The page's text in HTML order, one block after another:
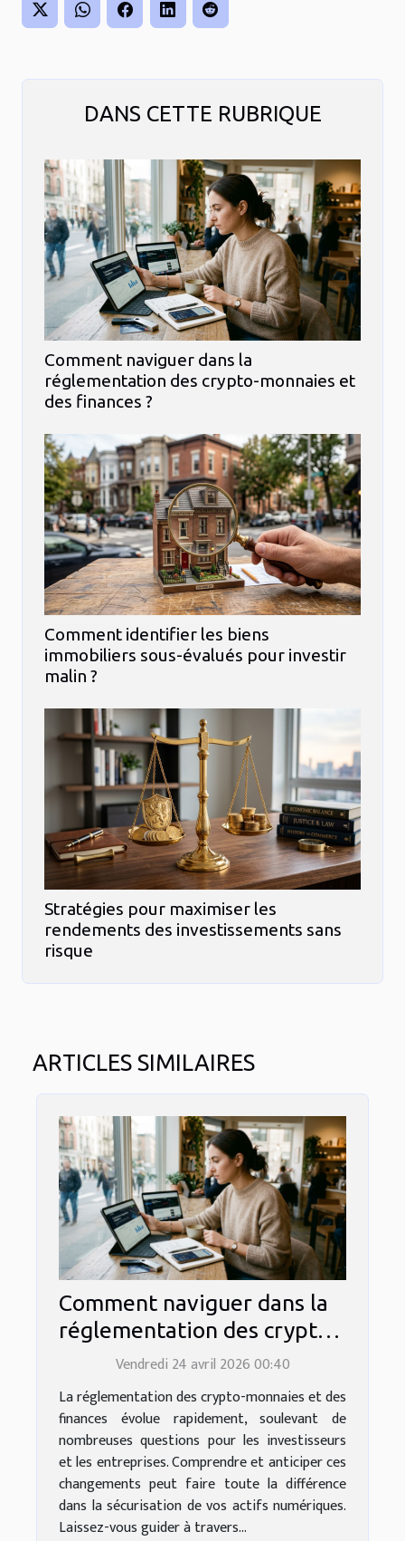
DANS CETTE RUBRIQUE
Comment naviguer dans la
réglementation des crypto-monnaies et
des finances ?
Comment identifier les biens
immobiliers sous-évalués pour investir
malin ?
Stratégies pour maximiser les
rendements des investissements sans
risque
ARTICLES SIMILAIRES
Comment naviguer dans la
réglementation des crypto-
monnaies et des finances ?
Vendredi 24 avril 2026 00:40
La réglementation des crypto-monnaies et des
finances évolue rapidement, soulevant de
nombreuses questions pour les investisseurs
et les entreprises. Comprendre et anticiper ces
changements peut faire toute la différence
dans la sécurisation de vos actifs numériques.
Laissez-vous guider à travers...